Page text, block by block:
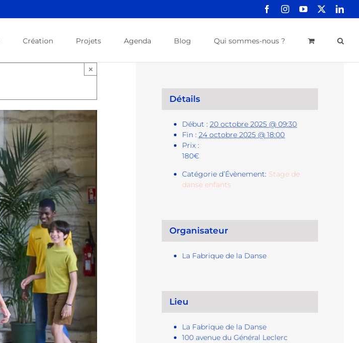
FacebookInstagramYouTube
Création Projets Agenda Blog Qui sommes-nous ?
×
Détails
Début : 20 octobre 2025 @ 09:30
Fin : 24 octobre 2025 @ 18:00
Prix :
180€
Catégorie d’Évènement: Stage de
danse enfants
Organisateur
La Fabrique de la Danse
Lieu
La Fabrique de la Danse
100 avenue du Général Leclerc